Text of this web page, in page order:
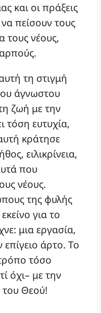
και οι πράξεις
πείσουν τους
τους νέους,
τη στιγμή
άγνωστου
ζωή με την
τόση ευτυχία,
κράτησε
ειλικρίνεια,
που
νέους.
της φυλής
για το
μια εργασία,
άρτο. Το
τόσο
όχι– με την
του Θεού!